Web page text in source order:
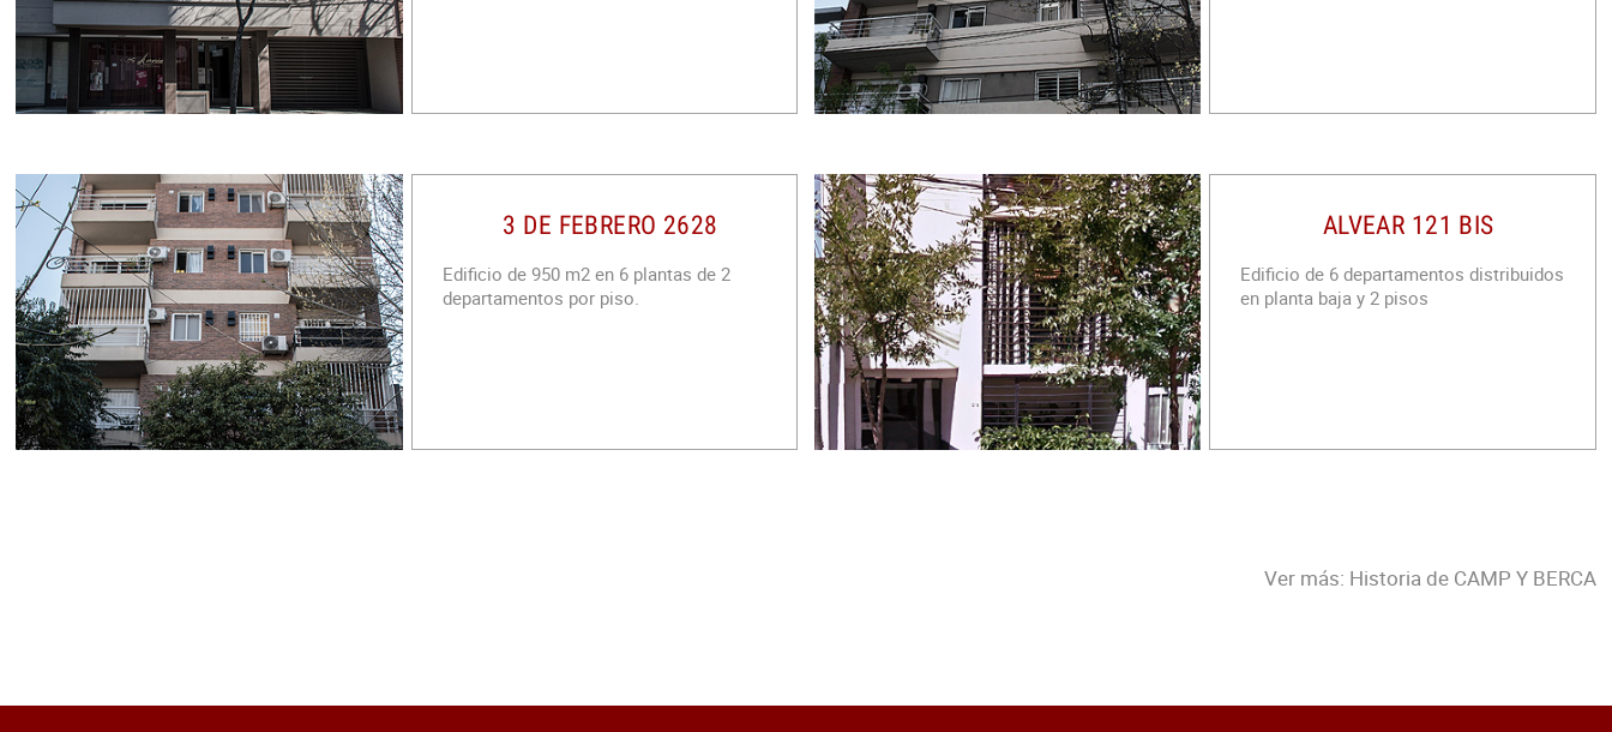
3 DE FEBRERO 2628
Edificio de 950 m2 en 6 plantas de 2
departamentos por piso.
ALVEAR 121 BIS
Edificio de 6 departamentos distribuidos
en planta baja y 2 pisos
Ver más: Historia de CAMP Y BERCA